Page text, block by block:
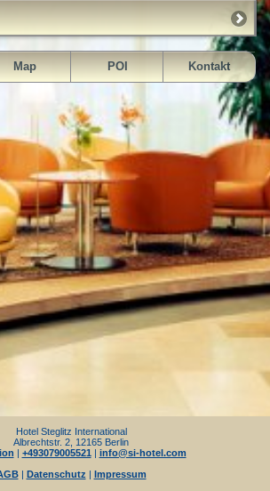
Map POI Kontakt
Hotel Steglitz International
Albrechtstr. 2, 12165 Berlin
| +493079005521 | info@si-hotel.com
| Datenschutz | Impressum